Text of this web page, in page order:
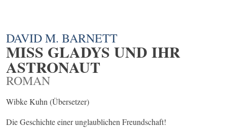
DAVID M. BARNETT
MISS GLADYS UND IHR
ASTRONAUT
ROMAN
Wibke Kuhn (Übersetzer)
Die Geschichte einer unglaublichen Freundschaft!